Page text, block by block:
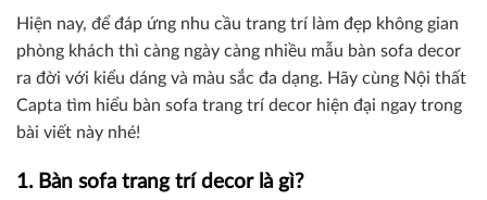
Hiện nay, để đáp ứng nhu cầu trang trí làm đẹp không gian
phòng khách thì càng ngày càng nhiều mẫu bàn sofa decor
ra đời với kiểu dáng và màu sắc đa dạng. Hãy cùng Nội thất
Capta tìm hiểu bàn sofa trang trí decor hiện đại ngay trong
bài viết này nhé!
1. Bàn sofa trang trí decor là gì?